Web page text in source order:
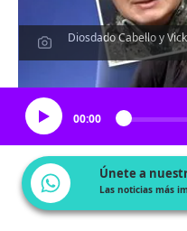
Diosdado Cabello y
00:00
Únete a
Las noticias más